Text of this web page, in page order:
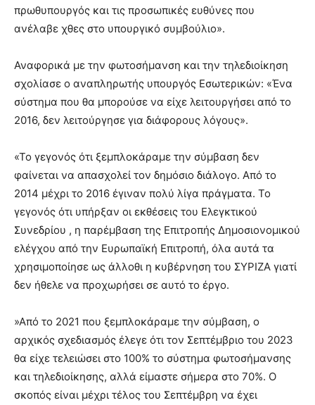
πρωθυπουργός και τις προσωπικές ευθύνες που
ανέλαβε χθες στο υπουργικό συμβούλιο».
Αναφορικά με την φωτοσήμανση και την τηλεδιοίκηση
σχολίασε ο αναπληρωτής υπουργός Εσωτερικών: «Ένα
σύστημα που θα μπορούσε να είχε λειτουργήσει από το
2016, δεν λειτούργησε για διάφορους λόγους».
«Το γεγονός ότι ξεμπλοκάραμε την σύμβαση δεν
φαίνεται να απασχολεί τον δημόσιο διάλογο. Από το
2014 μέχρι το 2016 έγιναν πολύ λίγα πράγματα. Το
γεγονός ότι υπήρξαν οι εκθέσεις του Ελεγκτικού
Συνεδρίου , η παρέμβαση της Επιτροπής Δημοσιονομικού
ελέγχου από την Ευρωπαϊκή Επιτροπή, όλα αυτά τα
χρησιμοποίησε ως άλλοθι η κυβέρνηση του ΣΥΡΙΖΑ γιατί
δεν ήθελε να προχωρήσει σε αυτό το έργο.
»Από το 2021 που ξεμπλοκάραμε την σύμβαση, ο
αρχικός σχεδιασμός έλεγε ότι τον Σεπτέμβριο του 2023
θα είχε τελειώσει στο 100% το σύστημα φωτοσήμανσης
και τηλεδιοίκησης, αλλά είμαστε σήμερα στο 70%. Ο
σκοπός είναι μέχρι τέλος του Σεπτέμβρη να έχει